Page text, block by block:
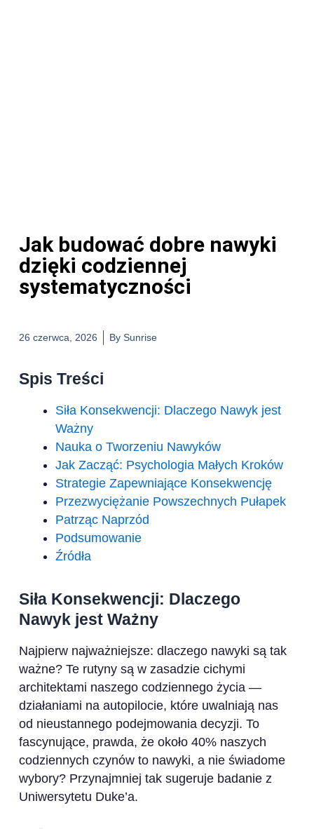
Jak budować dobre nawyki
dzięki codziennej
systematyczności
26 czerwca, 2026 BySunrise
Spis Treści
Siła Konsekwencji: Dlaczego Nawyk jest
Ważny
Nauka o Tworzeniu Nawyków
Jak Zacząć: Psychologia Małych Kroków
Strategie Zapewniające Konsekwencję
Przezwyciężanie Powszechnych Pułapek
Patrząc Naprzód
Podsumowanie
Źródła
Siła Konsekwencji: Dlaczego
Nawyk jest Ważny
Najpierw najważniejsze: dlaczego nawyki są tak
ważne? Te rutyny są w zasadzie cichymi
architektami naszego codziennego życia —
działaniami na autopilocie, które uwalniają nas
od nieustannego podejmowania decyzji. To
fascynujące, prawda, że około 40% naszych
codziennych czynów to nawyki, a nie świadome
wybory? Przynajmniej tak sugeruje badanie z
Uniwersytetu Duke’a.